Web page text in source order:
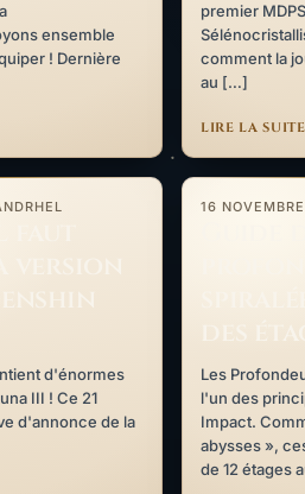
ensemble
! Dernière
premier
comment la
au […]
LIRE LA SUITE
d'énormes
III ! Ce 21
d'annonce de la
la version Luna III de Genshin
16
des
Les
l'un des
Impact.
abysses »,
de 12 étages
Guide des